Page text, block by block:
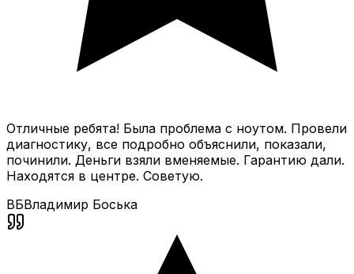
Отличные ребята! Была проблема с ноутом. Провели
диагностику, все подробно объяснили, показали,
починили. Деньги взяли вменяемые. Гарантию дали.
Находятся в центре. Советую.
ВБВладимир Боська